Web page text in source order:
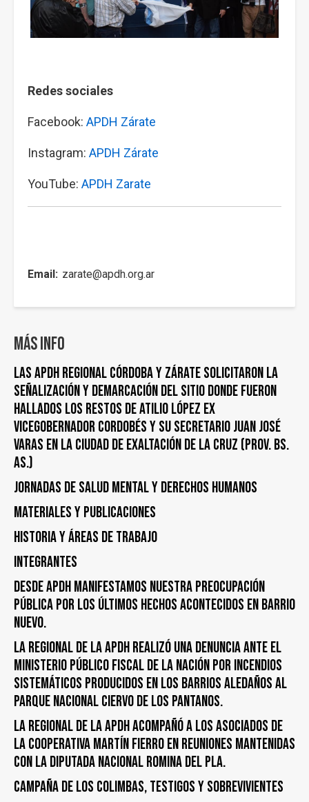
Redes sociales
Facebook: APDH Zárate
Instagram: APDH Zárate
YouTube: APDH Zarate
Email zarate@apdh.org.ar
Más info
LAS APDH REGIONAL CÓRDOBA Y ZÁRATE SOLICITARON LA
SEÑALIZACIÓN Y DEMARCACIÓN DEL SITIO DONDE FUERON
HALLADOS LOS RESTOS DE ATILIO LÓPEZ EX
VICEGOBERNADOR CORDOBÉS Y SU SECRETARIO JUAN JOSÉ
VARAS EN LA CIUDAD DE EXALTACIÓN DE LA CRUZ (PROV. BS.
AS.)
Jornadas de Salud Mental y Derechos Humanos
Materiales y publicaciones
Historia y áreas de trabajo
Integrantes
DESDE APDH MANIFESTAMOS NUESTRA PREOCUPACIÓN
PÚBLICA POR LOS ÚLTIMOS HECHOS ACONTECIDOS EN BARRIO
NUEVO.
LA REGIONAL DE LA APDH REALIZÓ UNA DENUNCIA ANTE EL
MINISTERIO PÚBLICO FISCAL DE LA NACIÓN POR INCENDIOS
SISTEMÁTICOS PRODUCIDOS EN LOS BARRIOS ALEDAÑOS AL
PARQUE NACIONAL CIERVO DE LOS PANTANOS.
LA REGIONAL DE LA APDH ACOMPAÑÓ A LOS ASOCIADOS DE
LA COOPERATIVA MARTÍN FIERRO EN REUNIONES MANTENIDAS
CON LA DIPUTADA NACIONAL ROMINA DEL PLA.
CAMPAÑA DE LOS COLIMBAS, TESTIGOS y SOBREVIVIENTES